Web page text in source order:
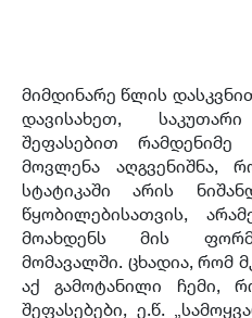
მიმდინარე წლის
დავისახეთ,
შეფასებით
მოვლენა აღგვენიშნა,
სტატიკაში არის
წყობილებისათვის,
მოახდენს მის
მომავალში. ცხადია, რომ
აქ გამოტანილი ჩემი,
შეფასებები, ე.წ.